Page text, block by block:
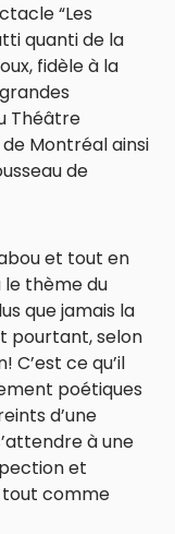
“Les
quanti de la
fidèle à la
Théâtre
Montréal ainsi
de
et tout en
le thème du
que jamais la
pourtant, selon
C’est ce qu’il
poétiques
d’une
à une
et
tout comme